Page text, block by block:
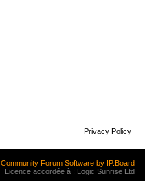
Privacy Policy
Community Forum Software by IP.Board
Licence accordée à : Logic Sunrise Ltd